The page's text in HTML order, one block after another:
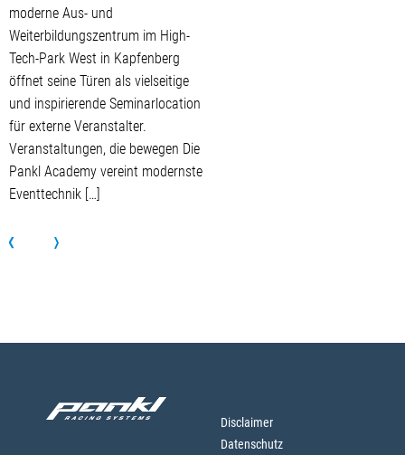
moderne Aus- und
Weiterbildungszentrum im High-
Tech-Park West in Kapfenberg
öffnet seine Türen als vielseitige
und inspirierende Seminarlocation
für externe Veranstalter.
Veranstaltungen, die bewegen Die
Pankl Academy vereint modernste
Eventtechnik […]
Disclaimer
Datenschutz